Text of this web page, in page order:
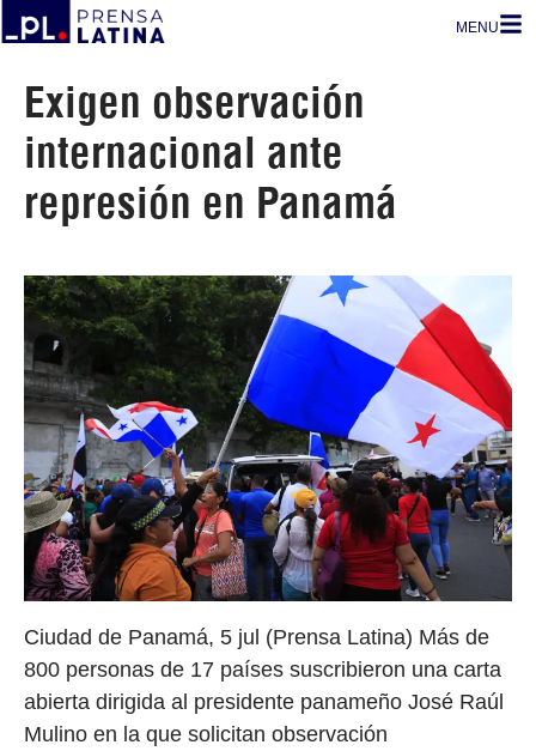
MENU
Exigen observación
internacional ante
represión en Panamá
Ciudad de Panamá, 5 jul (Prensa Latina) Más de
800 personas de 17 países suscribieron una carta
abierta dirigida al presidente panameño José Raúl
Mulino en la que solicitan observación